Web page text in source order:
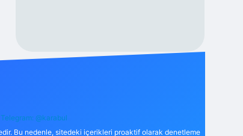
Telegram: @karabul
Bu nedenle, sitedeki içerikleri proaktif olarak denetleme